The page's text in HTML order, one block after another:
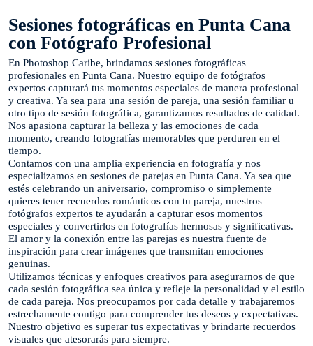
Sesiones fotográficas en Punta Cana
con Fotógrafo Profesional
En Photoshop Caribe, brindamos sesiones fotográficas
profesionales en Punta Cana. Nuestro equipo de fotógrafos
expertos capturará tus momentos especiales de manera profesional
y creativa. Ya sea para una sesión de pareja, una sesión familiar u
otro tipo de sesión fotográfica, garantizamos resultados de calidad.
Nos apasiona capturar la belleza y las emociones de cada
momento, creando fotografías memorables que perduren en el
tiempo.
Contamos con una amplia experiencia en fotografía y nos
especializamos en sesiones de parejas en Punta Cana. Ya sea que
estés celebrando un aniversario, compromiso o simplemente
quieres tener recuerdos románticos con tu pareja, nuestros
fotógrafos expertos te ayudarán a capturar esos momentos
especiales y convertirlos en fotografías hermosas y significativas.
El amor y la conexión entre las parejas es nuestra fuente de
inspiración para crear imágenes que transmitan emociones
genuinas.
Utilizamos técnicas y enfoques creativos para asegurarnos de que
cada sesión fotográfica sea única y refleje la personalidad y el estilo
de cada pareja. Nos preocupamos por cada detalle y trabajaremos
estrechamente contigo para comprender tus deseos y expectativas.
Nuestro objetivo es superar tus expectativas y brindarte recuerdos
visuales que atesorarás para siempre.